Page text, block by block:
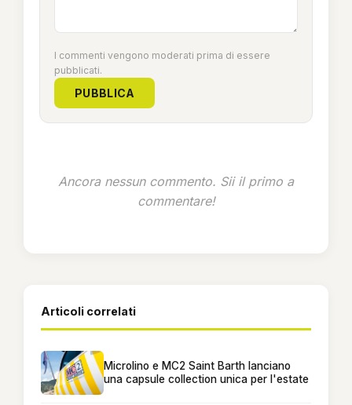
I commenti vengono moderati prima di essere
pubblicati.
PUBBLICA
Ancora nessun commento. Sii il primo a
commentare!
Articoli correlati
Microlino e MC2 Saint Barth lanciano
una capsule collection unica per l'estate